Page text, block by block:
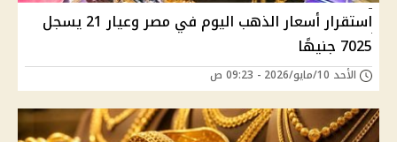
استقرار أسعار الذهب اليوم في مصر وعيار 21 يسجل
7025 جنيهًا
الأحد 10/مايو/2026 - 09:23 ص